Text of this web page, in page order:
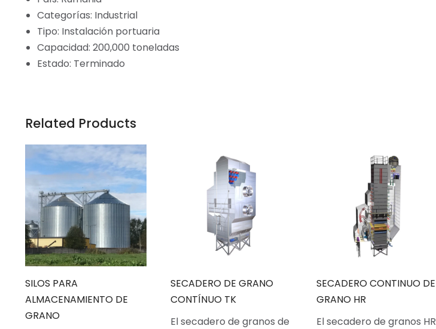
Categorías: Industrial
Tipo: Instalación portuaria
Capacidad: 200,000 toneladas
Estado: Terminado
Related Products
SILOS PARA
ALMACENAMIENTO DE
GRANO
SECADERO DE GRANO
CONTÍNUO TK
El secadero de granos de
SECADERO CONTINUO DE
GRANO HR
El secadero de granos HR